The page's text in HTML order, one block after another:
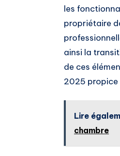
les
propriétaire
ainsi la
de ces
2025 propice
Lire
chambre